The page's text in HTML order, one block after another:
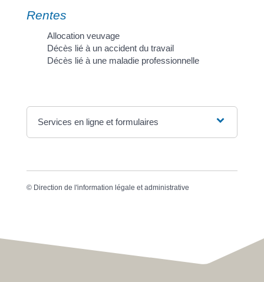
Rentes
Allocation veuvage
Décès lié à un accident du travail
Décès lié à une maladie professionnelle
Services en ligne et formulaires
© Direction de l'information légale et administrative